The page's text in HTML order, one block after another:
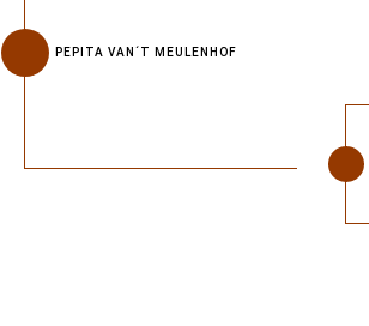
PEPITA VAN´T MEULENHOF